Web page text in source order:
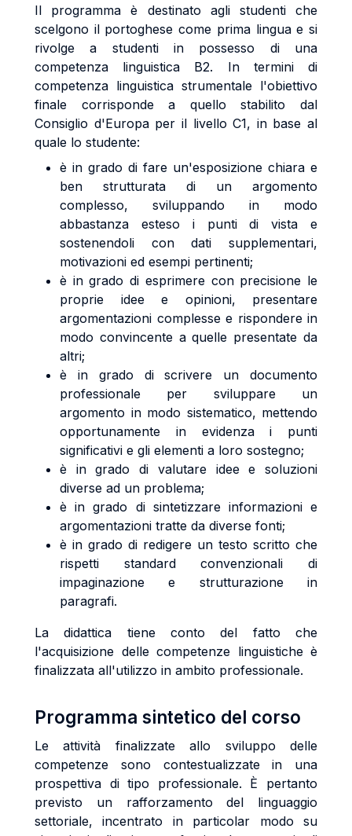
Il programma è destinato agli studenti che
scelgono il portoghese come prima lingua e si
rivolge a studenti in possesso di una
competenza linguistica B2. In termini di
competenza linguistica strumentale l'obiettivo
finale corrisponde a quello stabilito dal
Consiglio d'Europa per il livello C1, in base al
quale lo studente:
è in grado di fare un'esposizione chiara e
ben strutturata di un argomento
complesso, sviluppando in modo
abbastanza esteso i punti di vista e
sostenendoli con dati supplementari,
motivazioni ed esempi pertinenti;
è in grado di esprimere con precisione le
proprie idee e opinioni, presentare
argomentazioni complesse e rispondere in
modo convincente a quelle presentate da
altri;
è in grado di scrivere un documento
professionale per sviluppare un
argomento in modo sistematico, mettendo
opportunamente in evidenza i punti
significativi e gli elementi a loro sostegno;
è in grado di valutare idee e soluzioni
diverse ad un problema;
è in grado di sintetizzare informazioni e
argomentazioni tratte da diverse fonti;
è in grado di redigere un testo scritto che
rispetti standard convenzionali di
impaginazione e strutturazione in
paragrafi.
La didattica tiene conto del fatto che
l'acquisizione delle competenze linguistiche è
finalizzata all'utilizzo in ambito professionale.
Programma sintetico del corso
Le attività finalizzate allo sviluppo delle
competenze sono contestualizzate in una
prospettiva di tipo professionale. È pertanto
previsto un rafforzamento del linguaggio
settoriale, incentrato in particolar modo su